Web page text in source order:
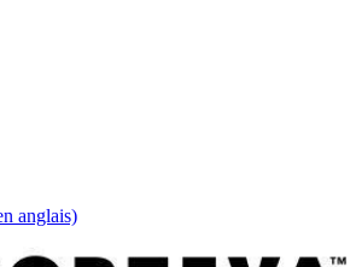
anglais)